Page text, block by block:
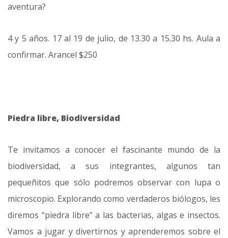
aventura?
4 y 5 años. 17 al 19 de julio, de 13.30 a 15.30 hs. Aula a
confirmar. Arancel $250
Piedra libre, Biodiversidad
Te invitamos a conocer el fascinante mundo de la
biodiversidad, a sus integrantes, algunos tan
pequeñitos que sólo podremos observar con lupa o
microscopio. Explorando como verdaderos biólogos, les
diremos “piedra libre” a las bacterias, algas e insectos.
Vamos a jugar y divertirnos y aprenderemos sobre el